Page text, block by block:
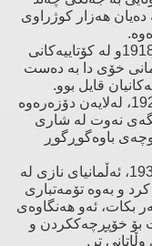
هەزار كوژراوی
- ڕۆژی 14ی تشرینی یەكەمی ساڵی 1918‌و لە كۆتاییەكانی
خۆی دا بە دەست
قایل بوو.
- ڕۆژی 14ی تشرینی یەكەمی ساڵی 1927، لەلایەن دۆزەرەوە
نەوت لە شاری
باوەگوڕگوڕ
- ڕۆژی 14ی تشرینی یەكەمی ساڵی 1933، ئەڵمانیای نازی لە
‌و بەوە تۆمەتباری
بكات، ئەو هەنگاوەی
بۆ خۆپڕچەككردن و
تر.